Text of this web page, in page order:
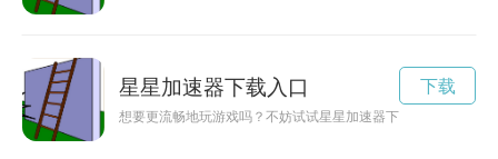
星星加速器下载入口
想要更流畅地玩游戏吗？不妨试试星星加速器下载，让您的游戏
下载